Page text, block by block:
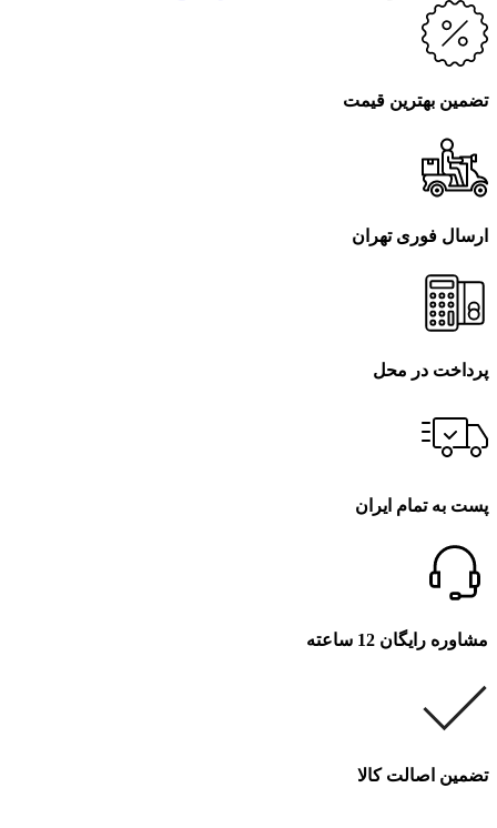
تضمین بهترین قیمت
ارسال فوری تهران
پرداخت در محل
پست به تمام ایران
مشاوره رایگان 12 ساعته
تضمین اصالت کالا